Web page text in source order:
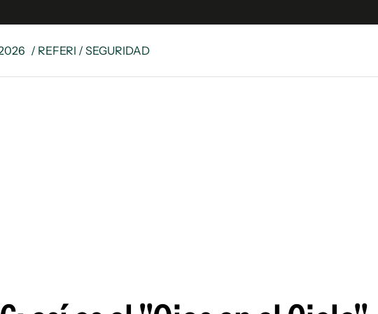
/ REFERI / SEGURIDAD